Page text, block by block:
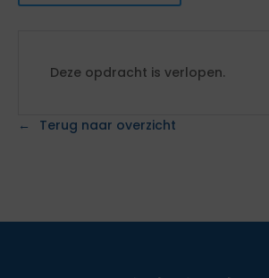
Deze opdracht is verlopen.
Terug naar overzicht